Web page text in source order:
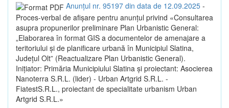
Anunțul nr. 95197 din data de 12.09.2025 -
Proces-verbal de afișare pentru anunțul privind «Consultarea
asupra propunerilor preliminare Plan Urbanistic General:
„Elaborarea în format GIS a documentelor de amenajare a
teritoriului și de planificare urbană în Municipiul Slatina,
Județul Olt” (Reactualizare Plan Urbanistic General).
Inițiator: Primăria Municipiului Slatina și proiectant: Asocierea
Nanoterra S.R.L. (lider) - Urban Artgrid S.R.L. -
FiatestS.R.L., proiectant de specialitate urbanism Urban
Artgrid S.R.L.»